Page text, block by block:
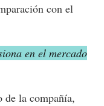
con el
en el mercado
de la compañía,